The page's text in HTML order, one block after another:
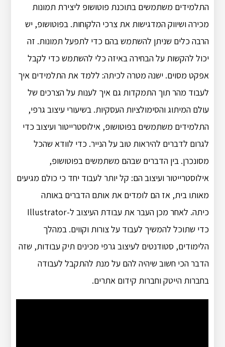
התלמידים משתמשים בתוכנת פוטושופ ליצירת תמונות
מכירה ושיווק המדגישות את צרכי הלקוחות. בפוטושופ, יש
הרבה כלים שניתן להשתמש בהם כדי לתפעל תמונות. זה
יכול להקשות על הבחירה באיזה כלי להשתמש כדי לקבל
אפקט מסוים. ישנה מטרה לכיתה: ללמד את התלמידים איך
לעבוד מהר תוך התמקדות גם איך לענות על הצרכים של
עולם המיתוג והסימולציות העסקיות. בשיעורי עיצוב גרפי,
התלמידים משתמשים בפוטושופ, אילוסטרייטור ועיצוב כדי
לגרום לדברים להיראות טוב על הנייר. כדי לוודא שהכל
מסונכרן. בין הדברים שבהם משתמשים בפוטושופ,
אילוסטרייטור ועיצוב הם: קל יותר לעבוד יחד כי כולם מגיעים
מאותו בית, אז הם לומדים את אותם הדברים באותה
כיתה. לאחר מכן העבר את עבודת העיצוב ל-Illustrator
כדי שתוכל להמשיך לעבוד על צורות וקווים. במהלך
הלימודים, סטודנטים לעיצוב גרפי מכינים תיק עבודות, שזה
הדבר הכי חשוב שיהיה להם על מנת להתקבל לעבודה
בחברות הייטק וחברות קידום אתרים.